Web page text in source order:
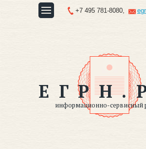
+7 495 781-8080,
информационно-сервисный